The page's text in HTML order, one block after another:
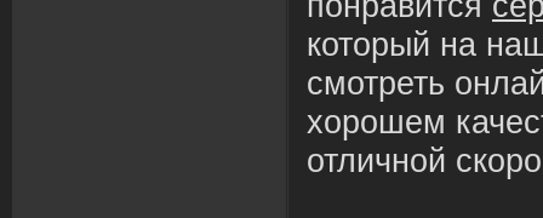
который на
смотреть
хорошем
отличной